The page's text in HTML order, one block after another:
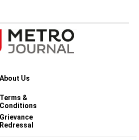
About Us
Terms &
Conditions
Grievance
Redressal